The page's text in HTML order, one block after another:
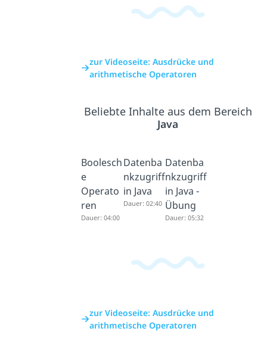
zur Videoseite: Ausdrücke und
arithmetische Operatoren
Beliebte Inhalte aus dem Bereich
Java
Boolesch
e
Operato
ren
Dauer: 04:00
Datenba
nkzugriff
in Java
Dauer: 02:40
Datenba
nkzugriff
in Java -
Übung
Dauer: 05:32
zur Videoseite: Ausdrücke und
arithmetische Operatoren